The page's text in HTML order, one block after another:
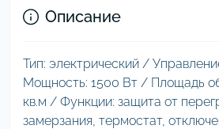
Описание
Тип: электрический /
Мощность: 1500 Вт / Площадь
кв.м / Функции: защита от
замерзания, термостат,